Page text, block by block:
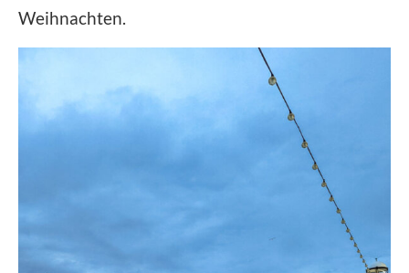
Weihnachten.